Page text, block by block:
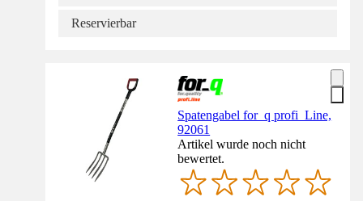
Reservierbar
Spatengabel for_q profi_Line,
92061
Artikel wurde noch nicht
bewertet.